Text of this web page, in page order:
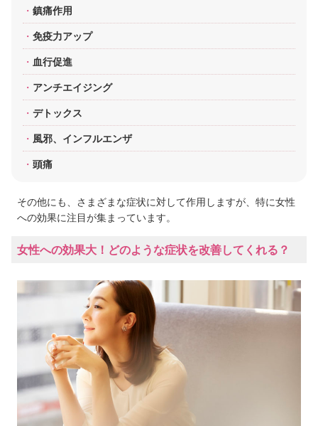
鎮痛作用
免疫力アップ
血行促進
アンチエイジング
デトックス
風邪、インフルエンザ
頭痛
その他にも、さまざまな症状に対して作用しますが、特に女性
への効果に注目が集まっています。
女性への効果大！どのような症状を改善してくれる？